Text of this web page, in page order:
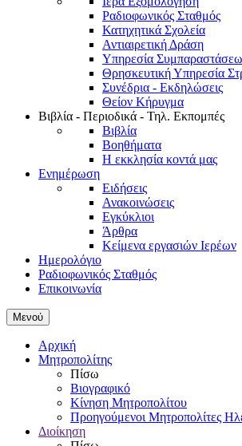
Ραδιοφωνικός Σταθμός
Κατηχητικά Σχολεία
Αντιαιρετική Δράση
Υπηρεσία
Θρησκευτική Υπηρεσία
Συνέδρια - Εκδηλώσεις
Θείον Κήρυγμα
Βιβλία - Περιοδικά - Τηλ. Εκπομπές
Βιβλία
Βοηθήματα
Η εκκλησία κοντά μας
Ενημέρωση
Ειδήσεις
Ανακοινώσεις
Εγκύκλιοι
Άρθρα
Κείμενα εργασιών Ιερέων
Ημερολόγιο
Ραδιοφωνικός Σταθμός
Επικοινωνία
Μενού
Αρχική
Μητροπολίτης
Πίσω
Βιογραφικό
Κίνηση Μητροπολίτου
Προηγούμενοι Μητροπολίτες
Διοίκηση